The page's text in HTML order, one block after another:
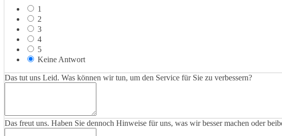
1
2
3
4
5
Keine Antwort
Das tut uns Leid. Was können wir tun, um den Service für Sie zu verbessern?
Das freut uns. Haben Sie dennoch Hinweise für uns, was wir besser machen oder